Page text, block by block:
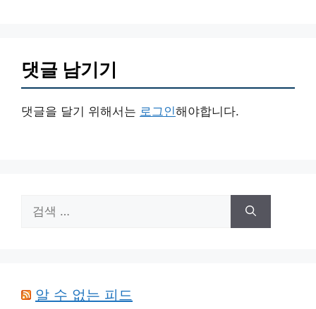
댓글 남기기
댓글을 달기 위해서는 로그인해야합니다.
색:
알 수 없는 피드